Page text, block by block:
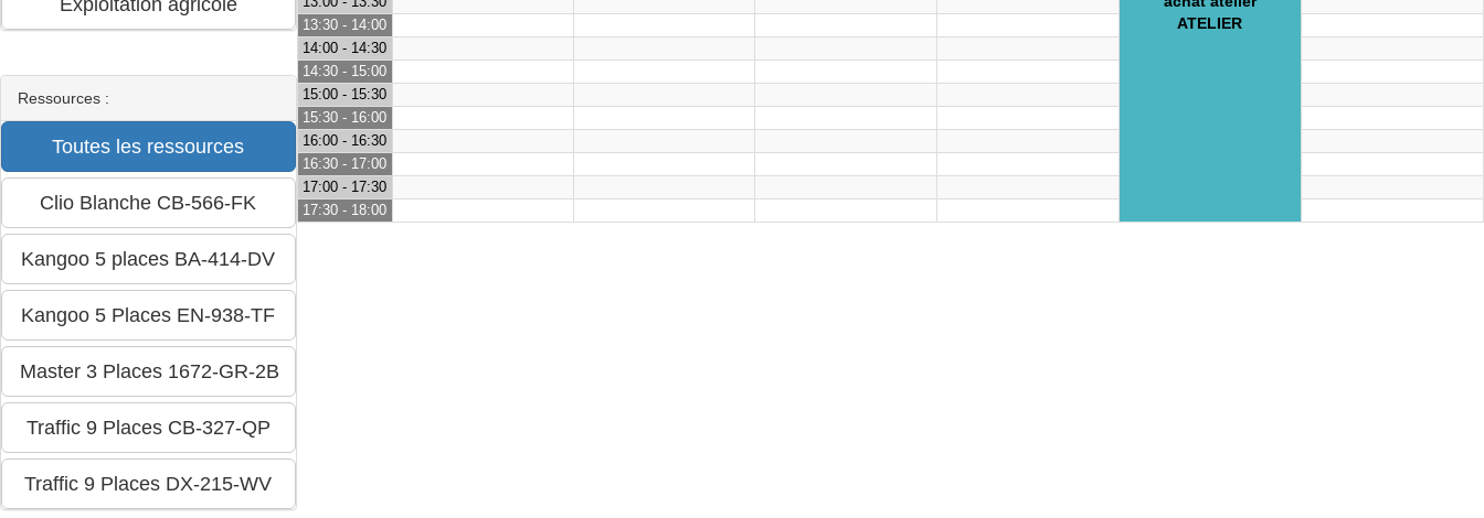
Ressources :
ATELIER
13:30 - 14:00
14:00 - 14:30
14:30 - 15:00
15:00 - 15:30
15:30 - 16:00
16:00 - 16:30
16:30 - 17:00
17:00 - 17:30
17:30 - 18:00